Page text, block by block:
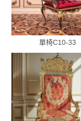
單椅C10-33